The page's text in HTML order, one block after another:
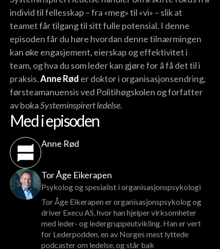
individ til fellesskap – fra «meg» til «vi» – slik at
teamet får tilgang til sitt fulle potensial. I denne
episoden får du høre hvordan denne tilnærmingen
kan øke engasjement, eierskap og effektivitet i
team, og hva du som leder kan gjøre for å få det til i
praksis.Anne Rød er doktor i organisasjonsendring,
førsteamanuensis ved Politihøgskolen og forfatter
av bokaSysteminspirert ledelse.
Med i episoden
Anne Rød
Tor Åge Eikerapen
Psykolog og spesialist i organisasjonspsykologi
Tor Åge Eikerapen er organisasjonspsykolog og
driver Execu AS, hvor han hjelper virksomheter
med leder- og ledergruppeutvikling. Han er vert
for Lederpodden, en av Norges mest lyttede
podcaster om ledelse, og står bak